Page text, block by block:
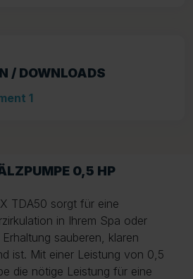
/ DOWNLOADS
1
0,5 HP
TDA50 sorgt für eine
in Ihrem Spa oder
sauberen, klaren
ist. Mit einer Leistung von 0,5
die nötige Leistung für eine